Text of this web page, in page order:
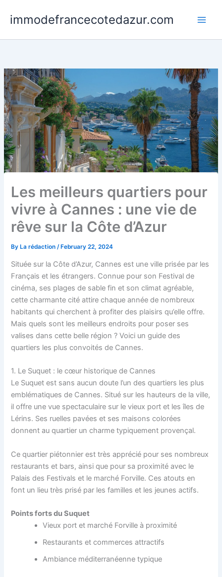
immodefrancecotedazur.com
Les meilleurs quartiers pour
vivre à Cannes : une vie de
rêve sur la Côte d’Azur
ByLa rédaction /February 22, 2024
Située sur la Côte d’Azur, Cannes est une ville prisée par les
Français et les étrangers. Connue pour son Festival de
cinéma, ses plages de sable fin et son climat agréable,
cette charmante cité attire chaque année de nombreux
habitants qui cherchent à profiter des plaisirs qu’elle offre.
Mais quels sont les meilleurs endroits pour poser ses
valises dans cette belle région ? Voici un guide des
quartiers les plus convoités de Cannes.
1. Le Suquet : le cœur historique de Cannes
Le Suquet est sans aucun doute l’un des quartiers les plus
emblématiques de Cannes. Situé sur les hauteurs de la ville,
il offre une vue spectaculaire sur le vieux port et les îles de
Lérins. Ses ruelles pavées et ses maisons colorées
donnent au quartier un charme typiquement provençal.
Ce quartier piétonnier est très apprécié pour ses nombreux
restaurants et bars, ainsi que pour sa proximité avec le
Palais des Festivals et le marché Forville. Ces atouts en
font un lieu très prisé par les familles et les jeunes actifs.
Points forts du Suquet
Vieux port et marché Forville à proximité
Restaurants et commerces attractifs
Ambiance méditerranéenne typique